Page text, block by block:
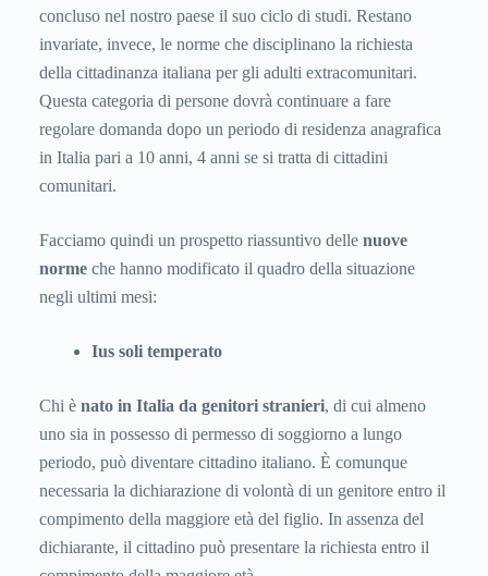
concluso nel nostro paese il suo ciclo di studi. Restano
invariate, invece, le norme che disciplinano la richiesta
della cittadinanza italiana per gli adulti extracomunitari.
Questa categoria di persone dovrà continuare a fare
regolare domanda dopo un periodo di residenza anagrafica
in Italia pari a 10 anni, 4 anni se si tratta di cittadini
comunitari.
Facciamo quindi un prospetto riassuntivo delle nuove
norme che hanno modificato il quadro della situazione
negli ultimi mesi:
Ius soli temperato
Chi è nato in Italia da genitori stranieri, di cui almeno
uno sia in possesso di permesso di soggiorno a lungo
periodo, può diventare cittadino italiano. È comunque
necessaria la dichiarazione di volontà di un genitore entro il
compimento della maggiore età del figlio. In assenza del
dichiarante, il cittadino può presentare la richiesta entro il